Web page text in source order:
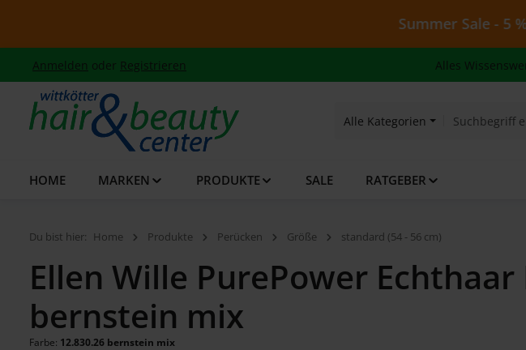
Summer Sale - 5 % auf den
Anmelden oder Registrieren Alles
Alle Kategorien
HOME MARKEN PRODUKTE SALE RATGEBER
Du bist hier: Home Produkte Perücken Größe standard (54 - 56 cm)
Ellen Wille PurePower
bernstein mix
Farbe: 12.830.26 bernstein mix